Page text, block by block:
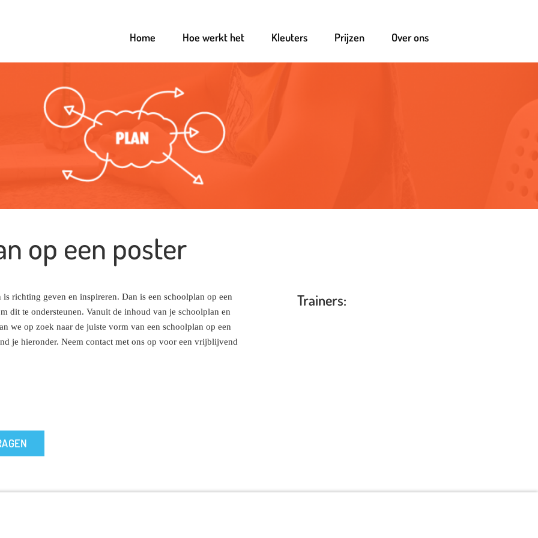
Home Hoe werkt het Kleuters Prijzen Over ons
op een poster
richting geven en inspireren. Dan is een schoolplan op een
dit te ondersteunen. Vanuit de inhoud van je schoolplan en
we op zoek naar de juiste vorm van een schoolplan op een
je hieronder. Neem contact met ons op voor een vrijblijvend
Trainers: